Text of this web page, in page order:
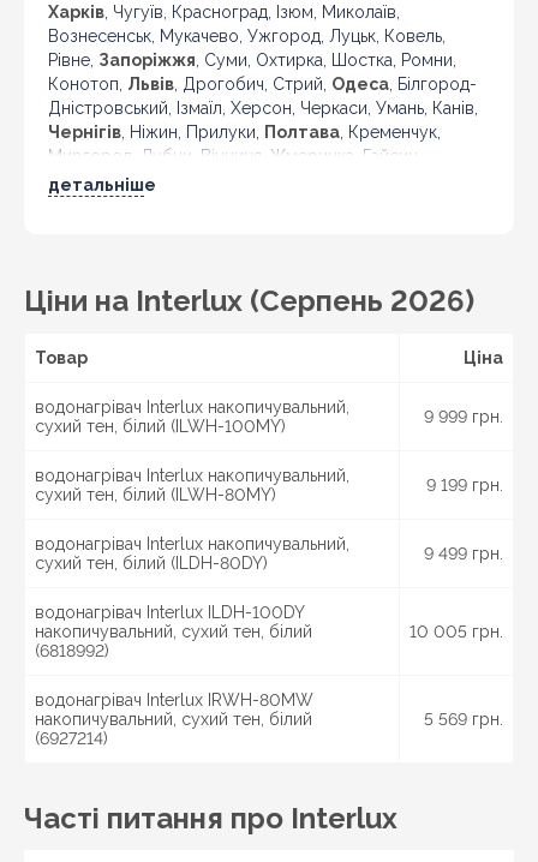
Харків, Чугуїв, Красноград, Ізюм, Миколаїв,
Вознесенськ, Мукачево, Ужгород, Луцьк, Ковель,
Рівне, Запоріжжя, Суми, Охтирка, Шостка, Ромни,
Конотоп, Львів, Дрогобич, Стрий, Одеса, Білгород-
Дністровський, Ізмаїл, Херсон, Черкаси, Умань, Канів,
Чернігів, Ніжин, Прилуки, Полтава, Кременчук,
Миргород, Лубни, Вінниця, Жмеринка, Гайсин,
Бердичів, Житомир, Новоград-Волинський,
детальніше
Ціни на Interlux (Серпень 2026)
Товар Ціна
водонагрівач Interlux накопичувальний,
сухий тен, білий (ILWH-100MY)
9 999 грн.
водонагрівач Interlux накопичувальний,
сухий тен, білий (ILWH-80MY)
9 199 грн.
водонагрівач Interlux накопичувальний,
сухий тен, білий (ILDH-80DY)
9 499 грн.
водонагрівач Interlux ILDH-100DY
накопичувальний, сухий тен, білий
(6818992)
10 005 грн.
водонагрівач Interlux IRWH-80MW
накопичувальний, сухий тен, білий
(6927214)
5 569 грн.
Часті питання про Interlux